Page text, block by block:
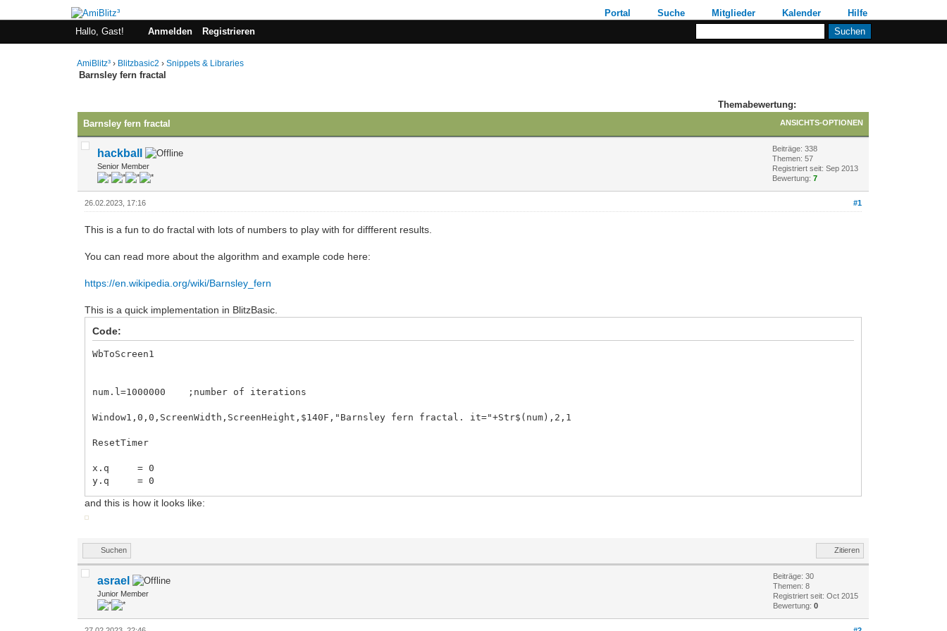
Portal Suche Mitglieder Kalender
Hilfe
Hallo, Gast!
Anmelden Registrieren
AmiBlitz³ › Blitzbasic2 ›Snippets & Libraries
Barnsley fern fractal
Themabewertung:
ANSICHTS-OPTIONEN
Barnsley fern fractal
hackball
Senior Member
Beiträge: 338
Themen: 57
Registriert seit: Sep 2013
Bewertung:7
#1
26.02.2023, 17:16
This is a fun to do fractal with lots of numbers to play with for diffferent results.
You can read more about the algorithm and example code here:
https://en.wikipedia.org/wiki/Barnsley_fern
This is a quick implementation in BlitzBasic.
Code:
WbToScreen1
num.l=1000000 ;number of iterations
Window1,0,0,ScreenWidth,ScreenHeight,$140F,"Barnsley fern fractal. it="+Str$(num),2,1
ResetTimer
x.q = 0
y.q = 0
nextX.q = 0
nextY.q = 0
s = Min( ScreenWidth, ScreenHeight ) / 10
For i.l = 1 To num
a.q = Rnd
If a.q < 0.01
and this is how it looks like:
Suchen Zitieren
asrael
Junior Member
Beiträge: 30
Themen: 8
Registriert seit: Oct 2015
Bewertung:0